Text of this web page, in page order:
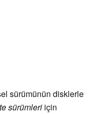
sürümünün disklerle
sürümleri için